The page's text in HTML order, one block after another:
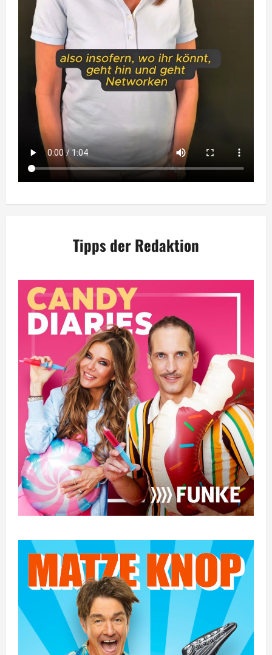
Tipps der Redaktion